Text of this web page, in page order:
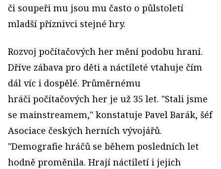
či soupeři mu jsou mu často o půlstoletí
mladší příznivci stejné hry.
Rozvoj počítačových her mění podobu hraní.
Dříve zábava pro děti a náctileté vtahuje čím
dál víc i dospělé. Průměrnému
hráči počítačových her je už 35 let. "Stali jsme
se mainstreamem," konstatuje Pavel Barák, šéf
Asociace českých herních vývojářů.
"Demografie hráčů se během posledních let
hodně proměnila. Hrají náctiletí i jejich